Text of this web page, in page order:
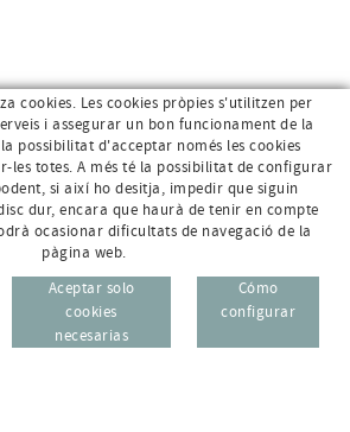
168 · 17800 Olot (Girona)
CAT
ESP
972 26 95 74
cookies. Les cookies pròpies s'utilitzen per
i assegurar un bon funcionament de la
possibilitat d'acceptar només les cookies
les totes. A més té la possibilitat de configurar
si així ho desitja, impedir que siguin
dur, encara que haurà de tenir en compte
ocasionar dificultats de navegació de la
pàgina web.
Aceptar solo
cookies
necesarias
Cómo
configurar